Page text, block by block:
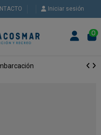
Iniciar sesión
0